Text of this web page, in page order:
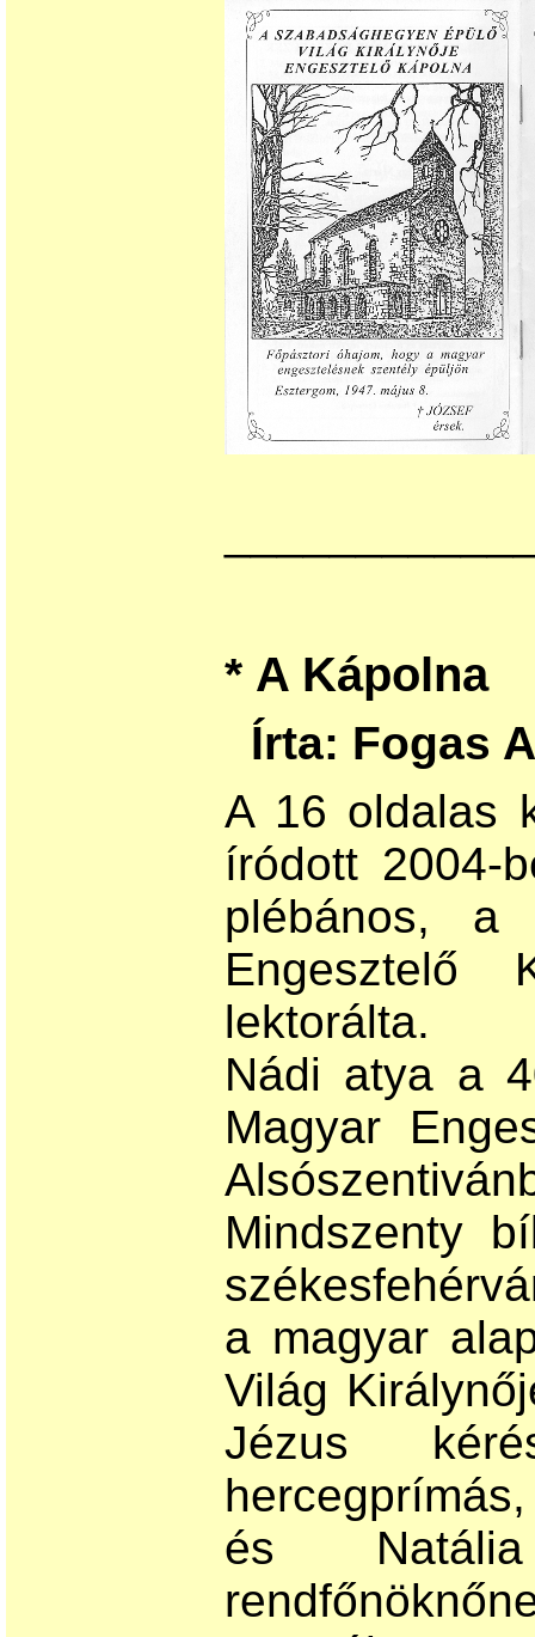
* A Kápolna
Írta: Fogas
A 16 oldalas
íródott 2004-
plébános, a
Engesztelő
lektorálta.
Nádi atya a
Magyar
Mindszenty
a magyar
Világ
Jézus
és